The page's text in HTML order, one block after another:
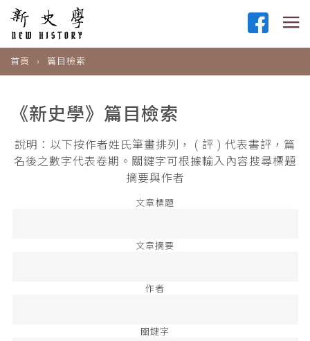
首頁 篇目檢索
《新史學》篇目檢索
說明：以下按作者姓氏筆畫排列， ( 評 ) 代表書評，篇
名後之數字代表卷期。關鍵字可根據輸入內容搜尋標題
摘要與作者
文章標題
文章摘要
作者
關鍵字